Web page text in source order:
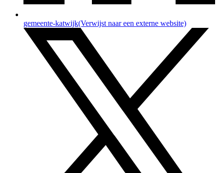
gemeente-katwijk(Verwijst naar een externe website)